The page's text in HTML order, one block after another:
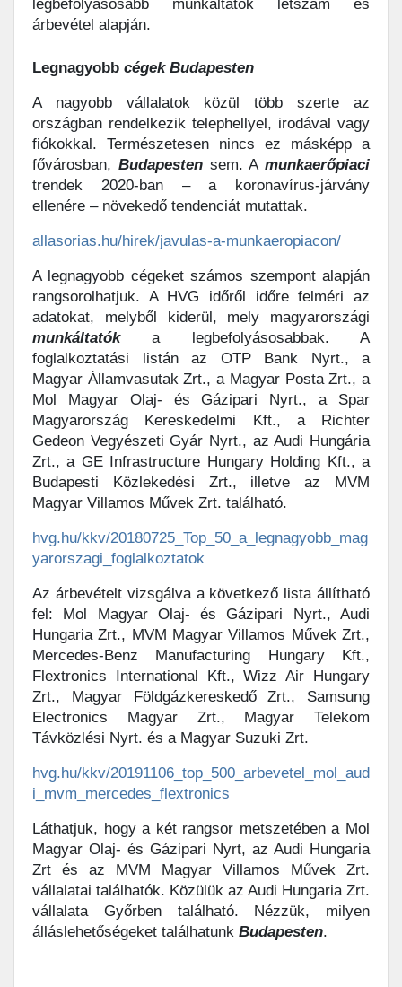
legbefolyásosabb munkáltatók létszám és
árbevétel alapján.
Legnagyobb cégek Budapesten
A nagyobb vállalatok közül több szerte az
országban rendelkezik telephellyel, irodával vagy
fiókokkal. Természetesen nincs ez másképp a
fővárosban, Budapestensem. A munkaerőpiaci
trendek 2020-ban – a koronavírus-járvány
ellenére – növekedő tendenciát mutattak.
allasorias.hu/hirek/javulas-a-munkaeropiacon/
A legnagyobb cégeket számos szempont alapján
rangsorolhatjuk. A HVG időről időre felméri az
adatokat, melyből kiderül, mely magyarországi
munkáltatóka legbefolyásosabbak. A
foglalkoztatási listán az OTP Bank Nyrt., a
Magyar Államvasutak Zrt., a Magyar Posta Zrt., a
Mol Magyar Olaj- és Gázipari Nyrt., a Spar
Magyarország Kereskedelmi Kft., a Richter
Gedeon Vegyészeti Gyár Nyrt., az Audi Hungária
Zrt., a GE Infrastructure Hungary Holding Kft., a
Budapesti Közlekedési Zrt., illetve az MVM
Magyar Villamos Művek Zrt. található.
hvg.hu/kkv/20180725_Top_50_a_legnagyobb_mag
yarorszagi_foglalkoztatok
Az árbevételt vizsgálva a következő lista állítható
fel: Mol Magyar Olaj- és Gázipari Nyrt., Audi
Hungaria Zrt., MVM Magyar Villamos Művek Zrt.,
Mercedes-Benz Manufacturing Hungary Kft.,
Flextronics International Kft., Wizz Air Hungary
Zrt., Magyar Földgázkereskedő Zrt., Samsung
Electronics Magyar Zrt., Magyar Telekom
Távközlési Nyrt. és a Magyar Suzuki Zrt.
hvg.hu/kkv/20191106_top_500_arbevetel_mol_aud
i_mvm_mercedes_flextronics
Láthatjuk, hogy a két rangsor metszetében a Mol
Magyar Olaj- és Gázipari Nyrt, az Audi Hungaria
Zrt és az MVM Magyar Villamos Művek Zrt.
vállalatai találhatók. Közülük az Audi Hungaria Zrt.
vállalata Győrben található. Nézzük, milyen
álláslehetőségeket találhatunk Budapesten.